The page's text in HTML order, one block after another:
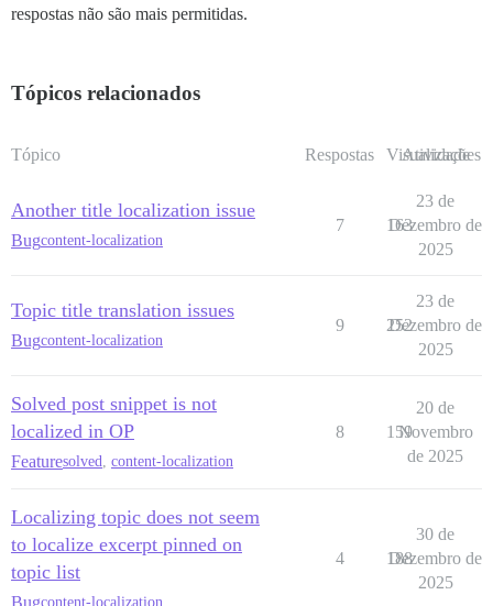
respostas não são mais permitidas.
Tópicos relacionados
Tópico Respostas Visualizações
Atividade
Another title localization issue
Bugcontent-localization
7 163
23 de
Dezembro de
2025
Topic title translation issues
Bugcontent-localization
9 252
23 de
Dezembro de
2025
Solved post snippet is not
localized in OP
Featuresolved, content-localization
8 159
20 de
Novembro
de 2025
Localizing topic does not seem
to localize excerpt pinned on
topic list
Bugcontent-localization
4 188
30 de
Dezembro de
2025